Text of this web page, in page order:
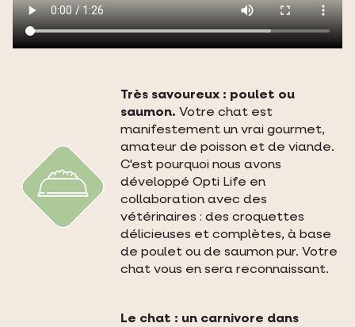
Très savoureux : poulet ou
saumon. Votre chat est
manifestement un vrai gourmet,
amateur de poisson et de viande.
C'est pourquoi nous avons
développé Opti Life en
collaboration avec des
vétérinaires : des croquettes
délicieuses et complètes, à base
de poulet ou de saumon pur. Votre
chat vous en sera reconnaissant.
Le chat : un carnivore dans